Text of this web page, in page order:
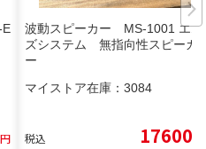
E
円
波動スピーカー MS-1001 エム
ズシステム 無指向性スピーカ
ー
マイストア在庫： 3084
税込 17600